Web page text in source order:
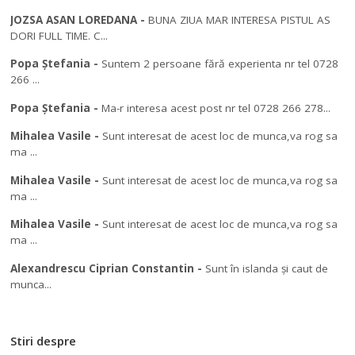
JOZSA ASAN LOREDANA-BUNA ZIUA MAR INTERESA PISTUL AS
DORI FULL TIME. C...
Popa Ștefania - Suntem 2 persoane fără experienta nr tel 0728
266 ...
Popa Ștefania -Ma-r interesa acest post nr tel 0728 266 278...
Mihalea Vasile - Sunt interesat de acest loc de munca,va rog sa
ma ...
Mihalea Vasile - Sunt interesat de acest loc de munca,va rog sa
ma ...
Mihalea Vasile - Sunt interesat de acest loc de munca,va rog sa
ma ...
Alexandrescu Ciprian Constantin - Sunt în islanda și caut de
munca...
Stiri despre